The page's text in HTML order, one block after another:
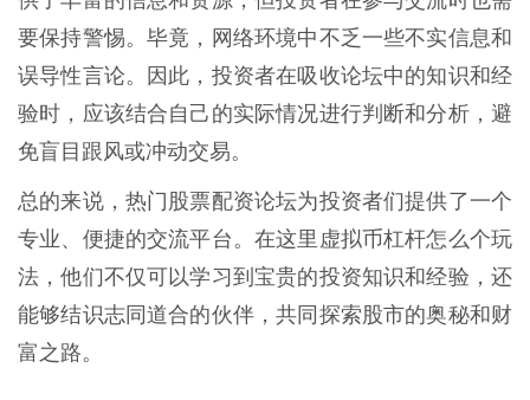
要保持警惕。毕竟，网络环境中不乏一些不实信息和
误导性言论。因此，投资者在吸收论坛中的知识和经
验时，应该结合自己的实际情况进行判断和分析，避
免盲目跟风或冲动交易。
总的来说，热门股票配资论坛为投资者们提供了一个
专业、便捷的交流平台。在这里虚拟币杠杆怎么个玩
法，他们不仅可以学习到宝贵的投资知识和经验，还
能够结识志同道合的伙伴，共同探索股市的奥秘和财
富之路。